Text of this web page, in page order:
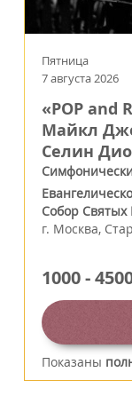
Пятница
7 августа 2026
«POP and
Майкл
Селин
Собор
г. Москва,
1000-
Показаны